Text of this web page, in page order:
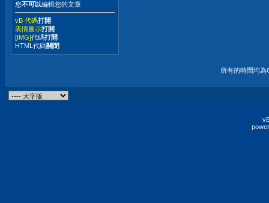
您不可以編輯您的文章
vB 代碼打開
表情圖示打開
[IMG]代碼打開
HTML代碼關閉
所有的時間均為